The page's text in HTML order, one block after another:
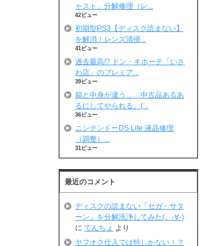
ャスト」分解修理（レ...
42ビュー
初期型PS3【ディスク読まない】
を解消！レンズ清掃...
41ビュー
過去最高!? ドン・キホーテ「いさ
わ店」のプレミア...
39ビュー
箱と中身が違う……中古品あるあ
るにしてやられる。(...
36ビュー
ニンテンドーDS Lite 液晶修理
（調整）...
31ビュー
最近のコメント
ディスクの読まない「セガ・サタ
ーン」を分解洗浄してみた(。-∀-)
に てんちょ より
ヤフオク仕入では特しかない！？